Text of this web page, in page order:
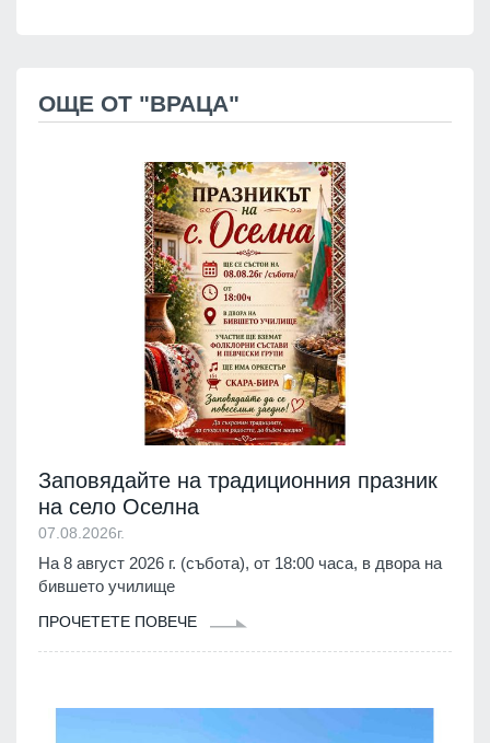
ОЩЕ ОТ "ВРАЦА"
Заповядайте на традиционния празник
на село Оселна
07.08.2026г.
На 8 август 2026 г. (събота), от 18:00 часа, в двора на
бившето училище
ПРОЧЕТЕТЕ ПОВЕЧЕ